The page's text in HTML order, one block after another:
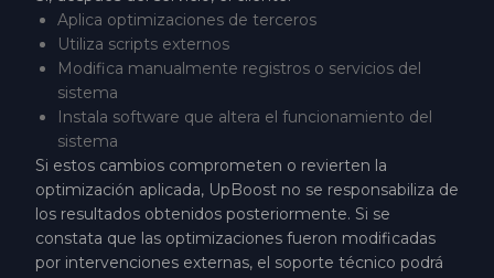
Aplica optimizaciones de terceros
Utiliza scripts externos
Modifica manualmente registros o servicios del
sistema
Instala software que altera el funcionamiento del
sistema
Si estos cambios comprometen o revierten la
optimización aplicada, UpBoost no se responsabiliza de
los resultados obtenidos posteriormente. Si se
constata que las optimizaciones fueron modificadas
por intervenciones externas, el soporte técnico podrá